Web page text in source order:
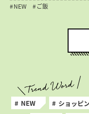
NEW
ご飯
NEW ショッピ